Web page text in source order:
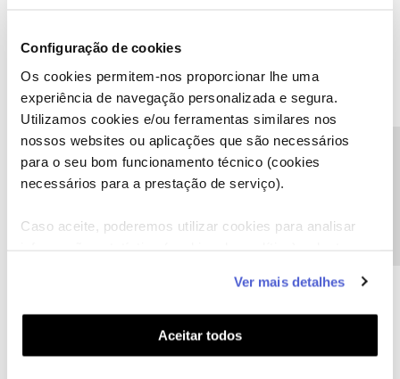
Configuração de cookies
Os cookies permitem-nos proporcionar lhe uma
experiência de navegação personalizada e segura.
Utilizamos cookies e/ou ferramentas similares nos
nossos websites ou aplicações que são necessários
para o seu bom funcionamento técnico (cookies
necessários para a prestação de serviço).
Caso aceite, poderemos utilizar cookies para analisar
funcionalidades (cookies de personalização e
funcionalidade) e adaptar anúncios aos seus interesses
(cookies de publicidade personalizada). Pode gerir a
utilização dos cookies clicando em "Configurar
Ver mais detalhes
Aceitar todos
J Jose1978 Forum|Forum|8 years ago
Gostaria que me informassem a velocidade de Upload... vai ser 10
Para que me interessa ter 1gb de download se so tiver 8mb de
3 pessoas gostaram